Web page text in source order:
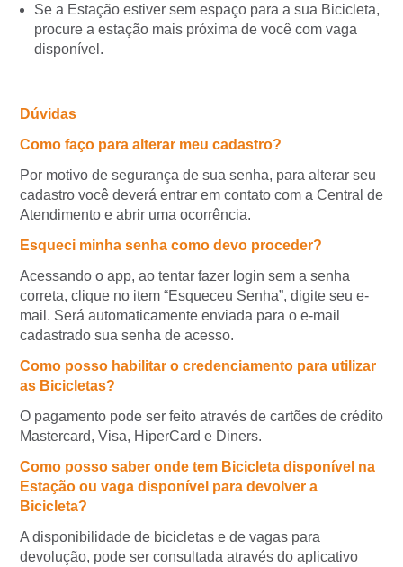
Se a Estação estiver sem espaço para a sua Bicicleta,
procure a estação mais próxima de você com vaga
disponível.
Dúvidas
Como faço para alterar meu cadastro?
Por motivo de segurança de sua senha, para alterar seu
cadastro você deverá entrar em contato com a Central de
Atendimento e abrir uma ocorrência.
Esqueci minha senha como devo proceder?
Acessando o app, ao tentar fazer login sem a senha
correta, clique no item “Esqueceu Senha”, digite seu e-
mail. Será automaticamente enviada para o e-mail
cadastrado sua senha de acesso.
Como posso habilitar o credenciamento para utilizar
as Bicicletas?
O pagamento pode ser feito através de cartões de crédito
Mastercard, Visa, HiperCard e Diners.
Como posso saber onde tem Bicicleta disponível na
Estação ou vaga disponível para devolver a
Bicicleta?
A disponibilidade de bicicletas e de vagas para
devolução, pode ser consultada através do aplicativo